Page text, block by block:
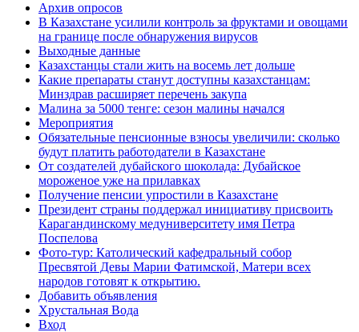
Архив опросов
В Казахстане усилили контроль за фруктами и овощами
на границе после обнаружения вирусов
Выходные данные
Казахстанцы стали жить на восемь лет дольше
Какие препараты станут доступны казахстанцам:
Минздрав расширяет перечень закупа
Малина за 5000 тенге: сезон малины начался
Мероприятия
Обязательные пенсионные взносы увеличили: сколько
будут платить работодатели в Казахстане
От создателей дубайского шоколада: Дубайское
мороженое уже на прилавках
Получение пенсии упростили в Казахстане
Президент страны поддержал инициативу присвоить
Карагандинскому медуниверситету имя Петра
Поспелова
Фото-тур: Католический кафедральный собор
Пресвятой Девы Марии Фатимской, Матери всех
народов готовят к открытию.
Добавить объявления
Хрустальная Вода
Вход